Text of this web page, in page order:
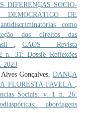
DIFERENÇAS SOCIO-
DE
como
dos direitos das
, CAOS – Revista
n. 31: Dossiê Reflexões
2023
Gonçalves,DANÇA
FLORESTA-FAVELA ,
Sociais: v. 1 n. 26:
abordagens